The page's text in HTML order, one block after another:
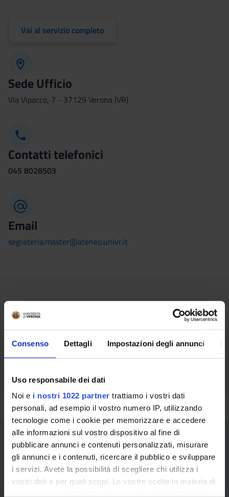
Consenso Dettagli Impostazioni degli annunci
Uso responsabile dei dati
Noi e i nostri 1022 partner trattiamo i vostri dati
personali, ad esempio il vostro numero IP, utilizzando
tecnologie come i cookie per memorizzare e accedere
alle informazioni sul vostro dispositivo al fine di
pubblicare annunci e contenuti personalizzati, misurare
gli annunci e i contenuti, ricercare il pubblico e sviluppare
i servizi. Avete la possibilità di scegliere chi utilizza i
vostri dati e per quali scopi. Le vostre scelte in materia di
Vai al servizio completo
Sede Ufficio
Via Vipacco, 7 - 37129 Verona (VR)
Contatti telefonici
045 8028503
Email
segreteria.master@ateneo.univr.it
Contatti per la didattica
e-mail: pierguido.asinari@univr.it